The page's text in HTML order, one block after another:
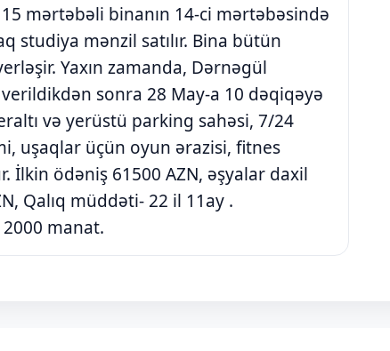
mərtəbəli binanın 14-ci mərtəbəsində
studiya mənzil satılır. Bina bütün
Yaxın zamanda, Dərnəgül
sonra 28 May-a 10 dəqiqəyə
və yerüstü parking sahəsi, 7/24
uşaqlar üçün oyun ərazisi, fitnes
İlkin ödəniş 61500 AZN, əşyalar daxil
Qalıq müddəti- 22 il 11ay .
manat.